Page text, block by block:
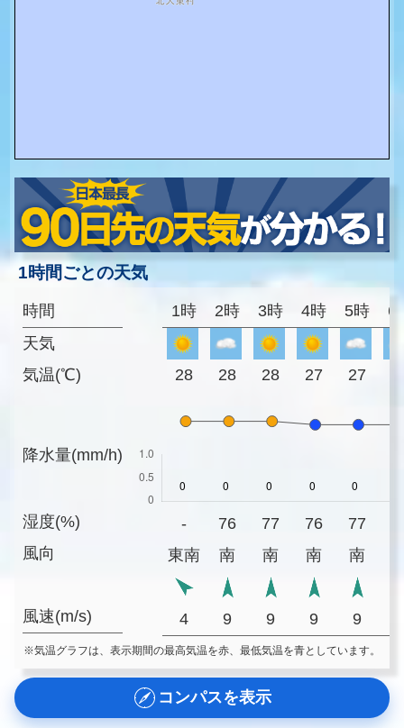
1時間ごとの天気
時間
天気
気温(℃)
降水量(mm/h)
湿度(%)
風向
風速(m/s)
1時 2時 3時 4時 5時 6
28 28 28 27 27
- 76 77 76 77
東南
南 南 南 南
4 9 9 9 9
※気温グラフは、表示期間の最高気温を赤、最低気温を青としています。
コンパスを表示